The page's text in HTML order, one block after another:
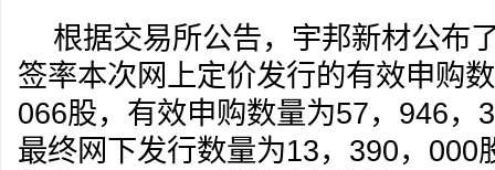
根据交易所公告，宇邦新材公布
签率本次网上定价发行的有效申购
066股，有效申购数量为57，946，
最终网下发行数量为13，390，000